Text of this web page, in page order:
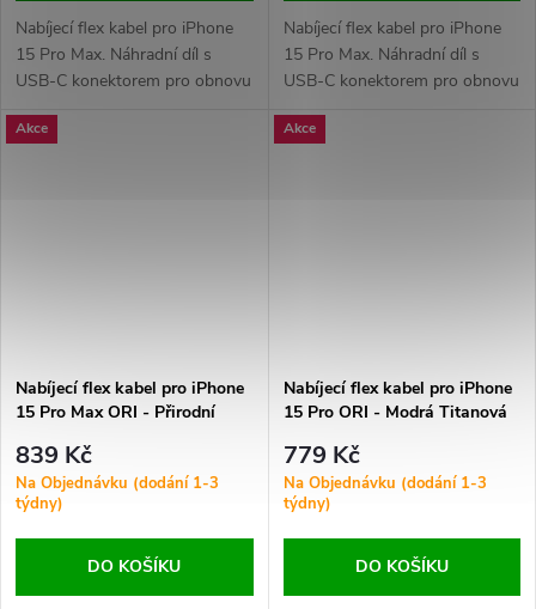
Nabíjecí flex kabel pro iPhone
15 Pro Max. Náhradní díl s
USB-C konektorem pro obnovu
přenosu. Vhodný při poškození
Nabíjecí flex kabel pro iPhone
15 Pro Max. Náhradní díl s
USB-C konektorem pro obnovu
přenosu. Vhodný při poškození
Akce
Nabíjecí flex kabel pro iPhone
15 Pro Max ORI - Přirodní
839 Kč
Na Objednávku (dodání 1-3
týdny)
DO KOŠÍKU
Akce
Nabíjecí flex kabel pro iPhone
15 Pro ORI - Modrá Titanová
779 Kč
Na Objednávku (dodání 1-3
týdny)
DO KOŠÍKU